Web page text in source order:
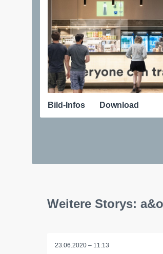
Bild-Infos
Download
Weitere Storys:
23.06.2020 – 11:13